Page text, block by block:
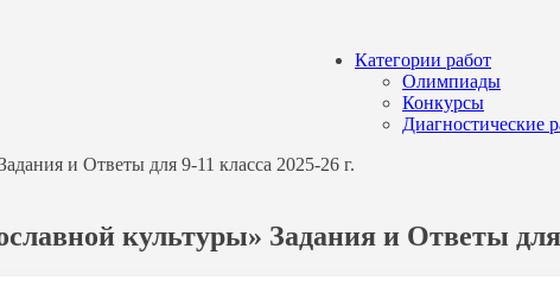
Категории работ
Олимпиады
Конкурсы
Диагностические
и Ответы для 9-11 класса 2025-26 г.
культуры» Задания и Ответы для